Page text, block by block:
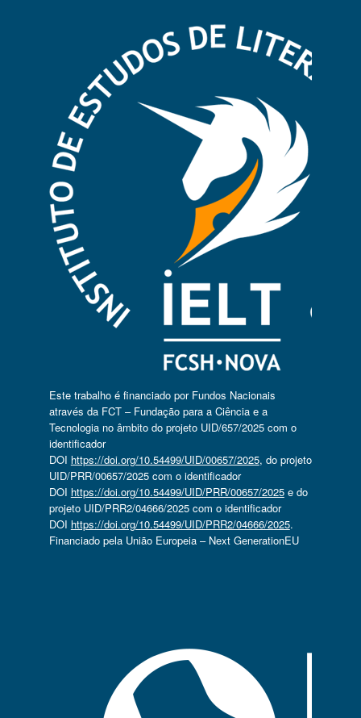
Este trabalho é financiado por Fundos Nacionais
através da FCT – Fundação para a Ciência e a
Tecnologia no âmbito do projeto UID/657/2025 com o
identificador
DOI https://doi.org/10.54499/UID/00657/2025, do projeto
UID/PRR/00657/2025 com o identificador
DOI https://doi.org/10.54499/UID/PRR/00657/2025e do
projeto UID/PRR2/04666/2025 com o identificador
DOI https://doi.org/10.54499/UID/PRR2/04666/2025.
Financiado pela União Europeia – Next GenerationEU